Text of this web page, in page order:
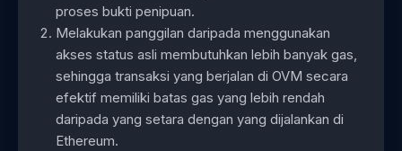
proses bukti penipuan.
Melakukan panggilan daripada menggunakan
akses status asli membutuhkan lebih banyak gas,
sehingga transaksi yang berjalan di OVM secara
efektif memiliki batas gas yang lebih rendah
daripada yang setara dengan yang dijalankan di
Ethereum.